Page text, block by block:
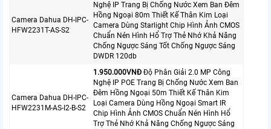
Camera Dahua DH-IPC-
HFW2231T-AS-S2
Nghệ IP Trang Bị Chống Nước Xem Ban Đêm
Hồng Ngoại 80m Thiết Kế Thân Kim Loại
Camera Dùng Starlight Chip Hình Ảnh CMOS
Chuẩn Nén Hình Hổ Trợ Thẻ Nhớ Khả Năng
Chống Ngược Sáng Tốt Chống Ngược Sáng
DWDR 120db
Camera Dahua DH-IPC-
HFW2231M-AS-I2-B-S2
1.950.000VNÐ Độ Phân Giải 2.0 MP Công
Nghệ IP POE Trang Bị Chống Nước Xem Ban
Đêm Hồng Ngoại 50m Thiết Kế Thân Kim
Loại Camera Dùng Hồng Ngoại Smart IR
Chip Hình Ảnh CMOS Chuẩn Nén Hình Hổ
Trợ Thẻ Nhớ Khả Năng Chống Ngược Sáng